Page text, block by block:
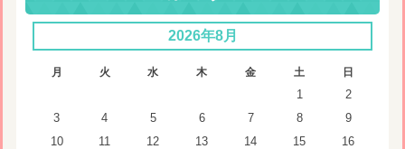
2026年8月
月 火 水 木 金 土 日
1
2
3
4 5 6 7 8
9
10
11 12 13 14 15
16